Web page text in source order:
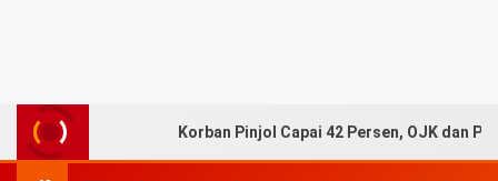
Korban Pinjol Capai 42 Persen, OJK dan